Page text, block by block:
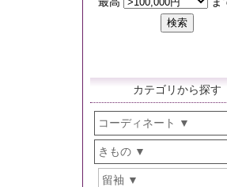
カテゴリから探す
コーディネート
きもの
留袖